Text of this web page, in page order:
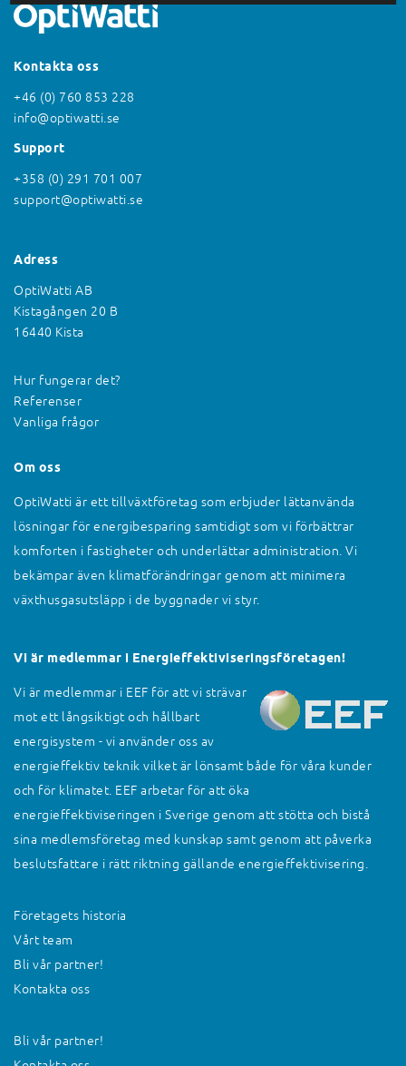
Kontakta oss
+46 (0) 760 853 228
info@optiwatti.se
Support
+358 (0) 291 701 007
support@optiwatti.se
Adress
OptiWatti AB
Kistagången 20 B
16440 Kista
Hur fungerar det?
Referenser
Vanliga frågor
Om oss
OptiWatti är ett tillväxtföretag som erbjuder lättanvända
lösningar för energibesparing samtidigt som vi förbättrar
komforten i fastigheter och underlättar administration. Vi
bekämpar även klimatförändringar genom att minimera
växthusgasutsläpp i de byggnader vi styr.
Vi är medlemmar i Energieffektiviseringsföretagen!
Vi är medlemmar i EEF för att vi strävar
mot ett långsiktigt och hållbart
energisystem - vi använder oss av
energieffektiv teknik vilket är lönsamt både för våra kunder
och för klimatet. EEF arbetar för att öka
energieffektiviseringen i Sverige genom att stötta och bistå
sina medlemsföretag med kunskap samt genom att påverka
beslutsfattare i rätt riktning gällande energieffektivisering.
Företagets historia
Vårt team
Bli vår partner!
Kontakta oss
Bli vår partner!